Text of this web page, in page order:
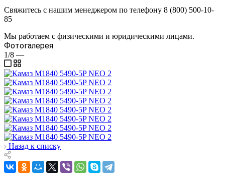
Свяжитесь с нашим менеджером по телефону 8 (800) 500-10-
85
Мы работаем с физическими и юридическими лицами.
Фотогалерея
1/8 —
Назад к списку